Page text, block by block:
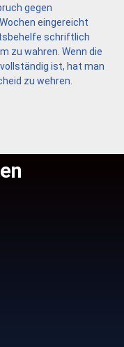
gegen
eingereicht
schriftlich
zu wahren. Wenn die
ist, hat man
zu wehren.